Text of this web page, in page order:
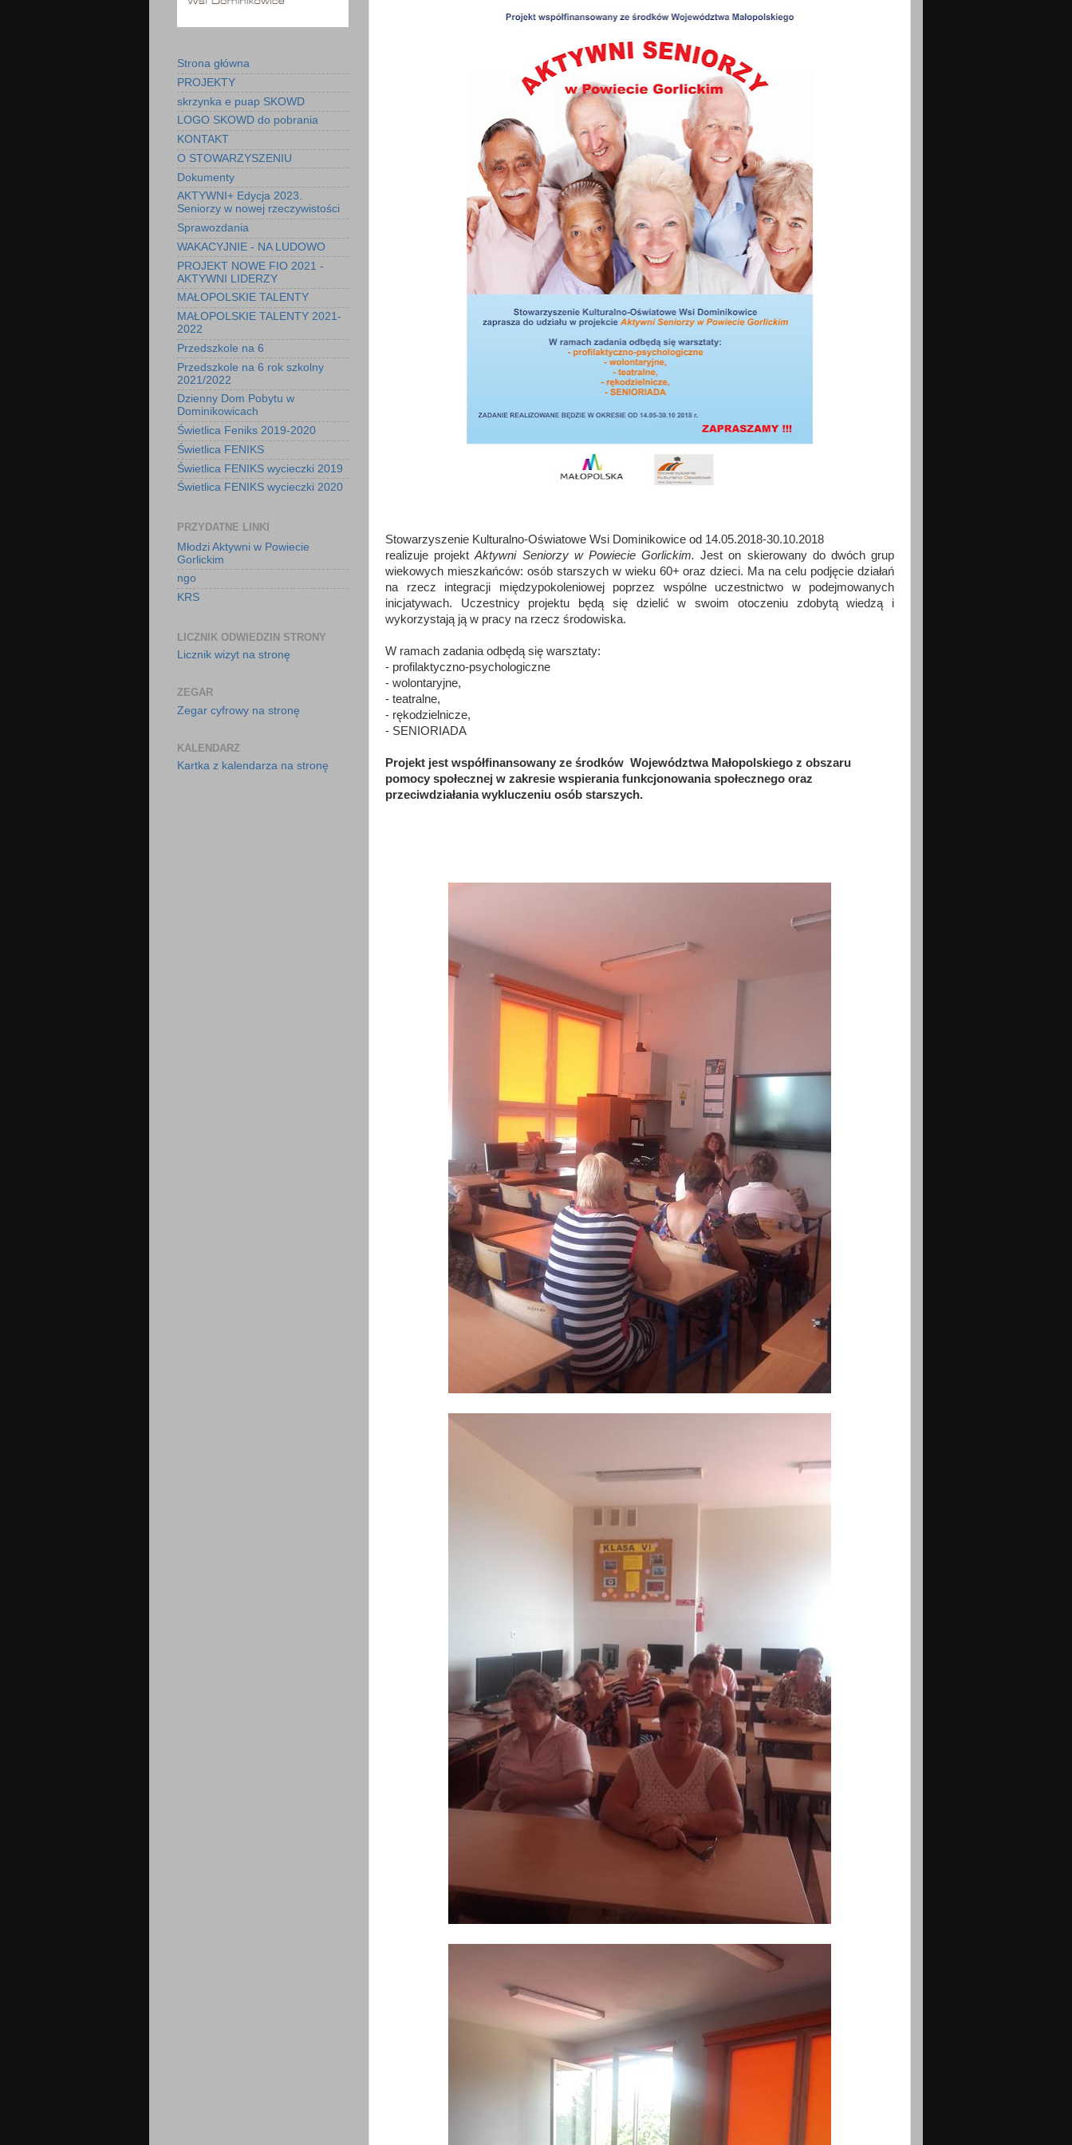
Stowarzyszenie Kulturalno-Oświatowe Wsi Dominikowice od 14.05.2018-30.10.2018
realizuje projektAktywni Seniorzy w Powiecie Gorlickim. Jest on skierowany do dwóch grup
wiekowych mieszkańców: osób starszych w wieku 60+ oraz dzieci. Ma na celu podjęcie działań
na rzecz integracji międzypokoleniowej poprzez wspólne uczestnictwo w podejmowanych
inicjatywach. Uczestnicy projektu będą się dzielić w swoim otoczeniu zdobytą wiedzą i
wykorzystają ją w pracy na rzecz środowiska.
W ramach zadania odbędą się warsztaty:
- profilaktyczno-psychologiczne
- wolontaryjne,
- teatralne,
- rękodzielnicze,
- SENIORIADA
Projekt jest współfinansowany ze środków Województwa Małopolskiego z obszaru
pomocy społecznej w zakresie wspierania funkcjonowania społecznego oraz
przeciwdziałania wykluczeniu osób starszych.
Strona główna
PROJEKTY
skrzynka e puap SKOWD
LOGO SKOWD do pobrania
KONTAKT
O STOWARZYSZENIU
Dokumenty
AKTYWNI+ Edycja 2023.
Seniorzy w nowej rzeczywistości
Sprawozdania
WAKACYJNIE - NA LUDOWO
PROJEKT NOWE FIO 2021 -
AKTYWNI LIDERZY
MAŁOPOLSKIE TALENTY
MAŁOPOLSKIE TALENTY 2021-
2022
Przedszkole na 6
Przedszkole na 6 rok szkolny
2021/2022
Dzienny Dom Pobytu w
Dominikowicach
Świetlica Feniks 2019-2020
Świetlica FENIKS
Świetlica FENIKS wycieczki 2019
Świetlica FENIKS wycieczki 2020
PRZYDATNE LINKI
Młodzi Aktywni w Powiecie
Gorlickim
ngo
KRS
LICZNIK ODWIEDZIN STRONY
Licznik wizyt na stronę
ZEGAR
Zegar cyfrowy na stronę
KALENDARZ
Kartka z kalendarza na stronę